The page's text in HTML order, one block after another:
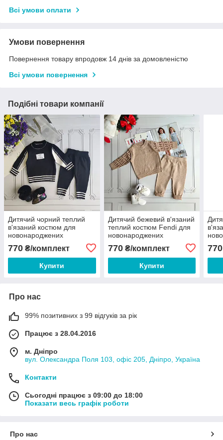
Всі умови оплати
Умови повернення
Повернення товару впродовж 14 днів за домовленістю
Всі умови повернення
Подібні товари компанії
Дитячий чорний теплий
в'язаний костюм для
новонароджених
770 ₴/комплект
Купити
Дитячий бежевий в'язаний
теплий костюм Fendi для
новонароджених
770₴/комплект
Купити
770
Про нас
99% позитивних з 99 відгуків за рік
Працює з 28.04.2016
м. Дніпро
вул. Олександра Поля 103, офіс 205, Дніпро, Україна
Контакти
Сьогодні працює з 09:00 до 18:00
Показати весь графік роботи
Про нас